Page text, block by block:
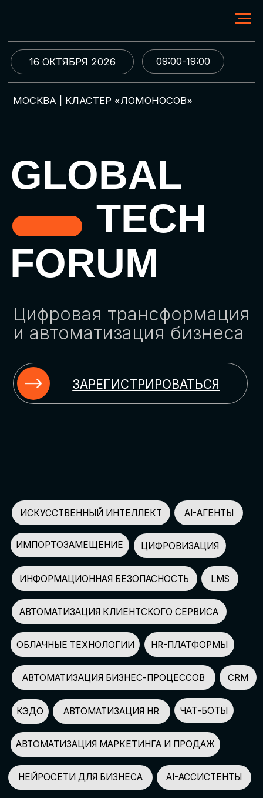
МОСКВА | КЛАСТЕР «ЛОМОНОСОВ»
GLOBAL
TECH
FORUM
Цифровая трансформация
и автоматизация бизнеса
ЗАРЕГИСТРИРОВАТЬСЯ
09:00-19:00
16 ОКТЯБРЯ 2026
ИСКУССТВЕННЫЙ ИНТЕЛЛЕКТ
НЕЙРОСЕТИ ДЛЯ БИЗНЕСА
КЭДО
ЦИФРОВИЗАЦИЯ
АВТОМАТИЗАЦИЯ HR
АВТОМАТИЗАЦИЯ МАРКЕТИНГА И ПРОДАЖ
AI-АССИСТЕНТЫ
ЧАТ-БОТЫ
ИМПОРТОЗАМЕЩЕНИЕ
СПИКЕРОВ
150+
ПАРТНЕРОВ
100+
УЧАСТНИКОВ
2500+
GLOBAL TECH FORUM –